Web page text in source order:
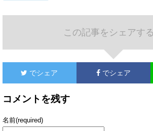
この記事をシェアする
でシェア でシェア
コメントを残す
名前(required)